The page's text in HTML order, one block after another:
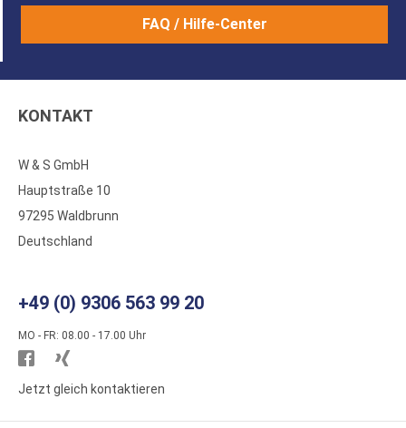
FAQ / Hilfe-Center
KONTAKT
W & S GmbH
Hauptstraße 10
97295 Waldbrunn
Deutschland
+49 (0) 9306 563 99 20
MO - FR: 08.00 - 17.00 Uhr
Besuchen
Sie
Sie
Jetzt gleich kontaktieren